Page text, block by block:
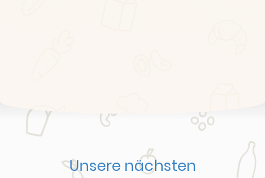
Unsere nächsten